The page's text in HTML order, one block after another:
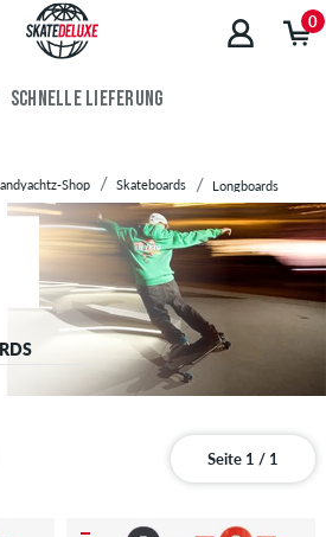
0
SCHNELLE LIEFERUNG
Shop Skateboards Longboards
Seite 1 / 1